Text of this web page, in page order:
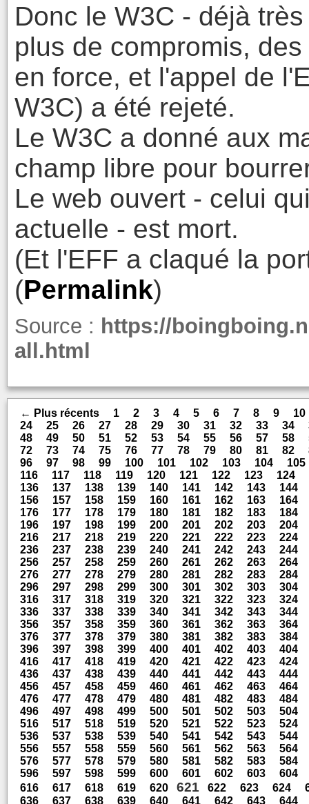
Donc le W3C - déjà
plus de compromis,
en force, et l'appel de
W3C) a été rejeté.
Le W3C a donné aux
champ libre pour
Le web ouvert - celui
actuelle - est mort.
(Et l'EFF a claqué la
(Permalink)
Source : https://
all.html
← Plus récents 1 2 3 4 5 6 7 8 9
10
24
25 26 27 28 29 30 31 32 33 34
48
49 50 51 52 53 54 55 56 57 58
72
73 74 75 76 77 78 79 80 81 82
96
97 98 99 100 101 102 103 104
105
116
117 118 119 120 121 122 123 124
136
137 138 139 140 141 142 143
144
156
157 158 159 160 161 162 163
164
176
177 178 179 180 181 182 183
184
196
197 198 199 200 201 202 203
204
216
217 218 219 220 221 222 223
224
236
237 238 239 240 241 242 243
244
256
257 258 259 260 261 262 263
264
276
277 278 279 280 281 282 283
284
296
297 298 299 300 301 302 303
304
316
317 318 319 320 321 322 323
324
336
337 338 339 340 341 342 343
344
356
357 358 359 360 361 362 363
364
376
377 378 379 380 381 382 383
384
396
397 398 399 400 401 402 403
404
416
417 418 419 420 421 422 423
424
436
437 438 439 440 441 442 443
444
456
457 458 459 460 461 462 463
464
476
477 478 479 480 481 482 483
484
496
497 498 499 500 501 502 503
504
516
517 518 519 520 521 522 523
524
536
537 538 539 540 541 542 543
544
556
557 558 559 560 561 562 563
564
576
577 578 579 580 581 582 583
584
596
597 598 599 600 601 602 603
604
616
617 618 619 620 621 622 623 624
636
637 638 639 640 641 642 643
644